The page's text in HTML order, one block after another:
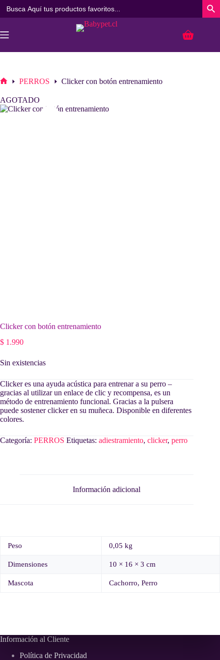
al
contenido
Carro
PERROS Clicker con botón entrenamiento
AGOTADO
Clicker con botón entrenamiento
$ 1.990
Sin existencias
Clicker es una ayuda acústica para entrenar a su perro –
gracias al utilizar un enlace de clic y recompensa, es un
método de entrenamiento funcional. Gracias a la pulsera
puede sostener clicker en su muñeca. Disponible en diferentes
colores.
Categoría: PERROS Etiquetas: adiestramiento, clicker, perro
Información adicional
Peso 0,05 kg
Dimensiones 10 × 16 × 3 cm
Mascota Cachorro, Perro
Información al Cliente
Política de Privacidad